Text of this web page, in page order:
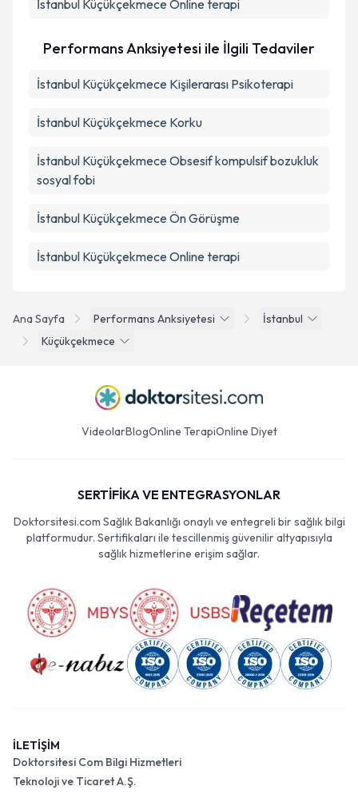
Ana Sayfa Performans Anksiyetesi
İstanbul
Küçükçekmece
İstanbul Küçükçekmece Online terapi
Performans Anksiyetesi ile İlgili Tedaviler
İstanbul Küçükçekmece Kişilerarası Psikoterapi
İstanbul Küçükçekmece Korku
İstanbul Küçükçekmece Obsesif kompulsif bozukluk
sosyal fobi
İstanbul Küçükçekmece Ön Görüşme
İstanbul Küçükçekmece Online terapi
VideolarBlogOnline TerapiOnline Diyet
SERTİFİKA VE ENTEGRASYONLAR
Doktorsitesi.com Sağlık Bakanlığı onaylı ve entegreli bir sağlık bilgi
platformudur. Sertifikaları ile tescillenmiş güvenilir altyapısıyla
sağlık hizmetlerine erişim sağlar.
İLETİŞİM
Doktorsitesi Com Bilgi Hizmetleri
Teknoloji ve Ticaret A.Ş.